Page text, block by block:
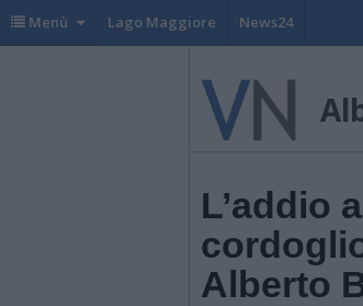
Menù Lago Maggiore News24
L’addio
Alberto